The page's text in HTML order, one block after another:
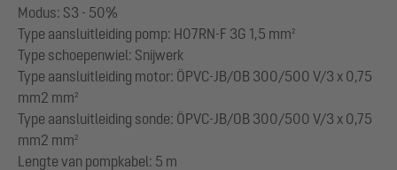
Modus: S3 - 50%
Type aansluitleiding pomp: H07RN-F 3G 1,5 mm²
Type schoepenwiel: Snijwerk
Type aansluitleiding motor: ÖPVC-JB/OB 300/500 V/3 x 0,75
mm2 mm²
Type aansluitleiding sonde: ÖPVC-JB/OB 300/500 V/3 x 0,75
mm2 mm²
Lengte van pompkabel: 5 m